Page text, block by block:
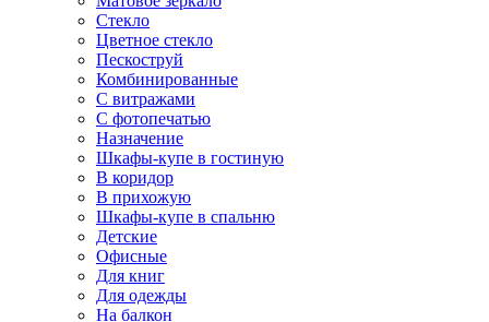
Стекло
Цветное стекло
Пескоструй
Комбинированные
С витражами
С фотопечатью
Назначение
Шкафы-купе в гостиную
В коридор
В прихожую
Шкафы-купе в спальню
Детские
Офисные
Для книг
Для одежды
На балкон